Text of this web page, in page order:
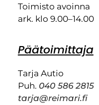
Toimisto avoinna
ark. klo 9.00–14.00
Päätoimittaja
Tarja Autio
Puh. 040 586 2815
tarja@reimari.fi